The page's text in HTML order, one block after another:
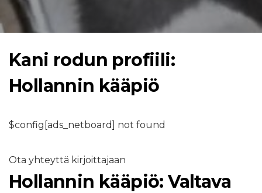
Kani rodun profiili:
Hollannin kääpiö
$config[ads_netboard] not found
Ota yhteyttä kirjoittajaan
Hollannin kääpiö: Valtava